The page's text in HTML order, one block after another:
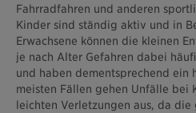
Fahrradfahren und anderen
Kinder sind ständig aktiv und in
Erwachsene können die kleinen
je nach Alter Gefahren dabei
und haben dementsprechend ein
meisten Fällen gehen Unfälle
leichten Verletzungen aus, da